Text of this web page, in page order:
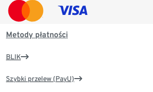
Metody płatności
BLIK
Szybki przelew (PayU)